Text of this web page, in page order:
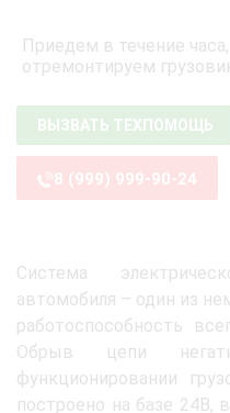
Приедем в течение
отремонтируем
ВЫЗВАТЬ ТЕХПОМОЩЬ
8 (999) 999-90-24
Система
автомобиля – один из
работоспособность
Обрыв цепи
функционировании
построено на базе 24В,